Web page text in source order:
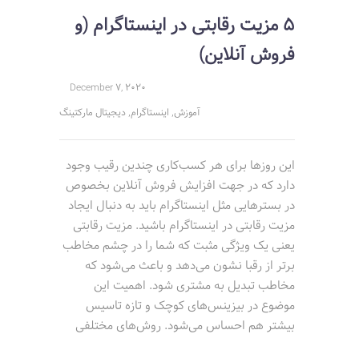
5 مزیت رقابتی در اینستاگرام (و
فروش آنلاین)
December 7, 2020
آموزش, اینستاگرام, دیجیتال مارکتینگ
این روزها برای هر کسب‌کاری چندین رقیب وجود
دارد که در جهت افزایش فروش آنلاین بخصوص
در بسترهایی مثل اینستاگرام باید به دنبال ایجاد
مزیت رقابتی در اینستاگرام باشید. مزیت رقابتی
یعنی یک ویژگی مثبت که شما را در چشم مخاطب
برتر از رقبا نشون می‌دهد و باعث می‌شود که
مخاطب تبدیل به مشتری شود. اهمیت این
موضوع در بیزینس‌های کوچک و تازه تاسیس
بیشتر هم احساس می‌شود. روش‌های مختلفی